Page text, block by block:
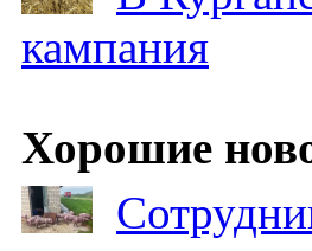
кампания
Хорошие